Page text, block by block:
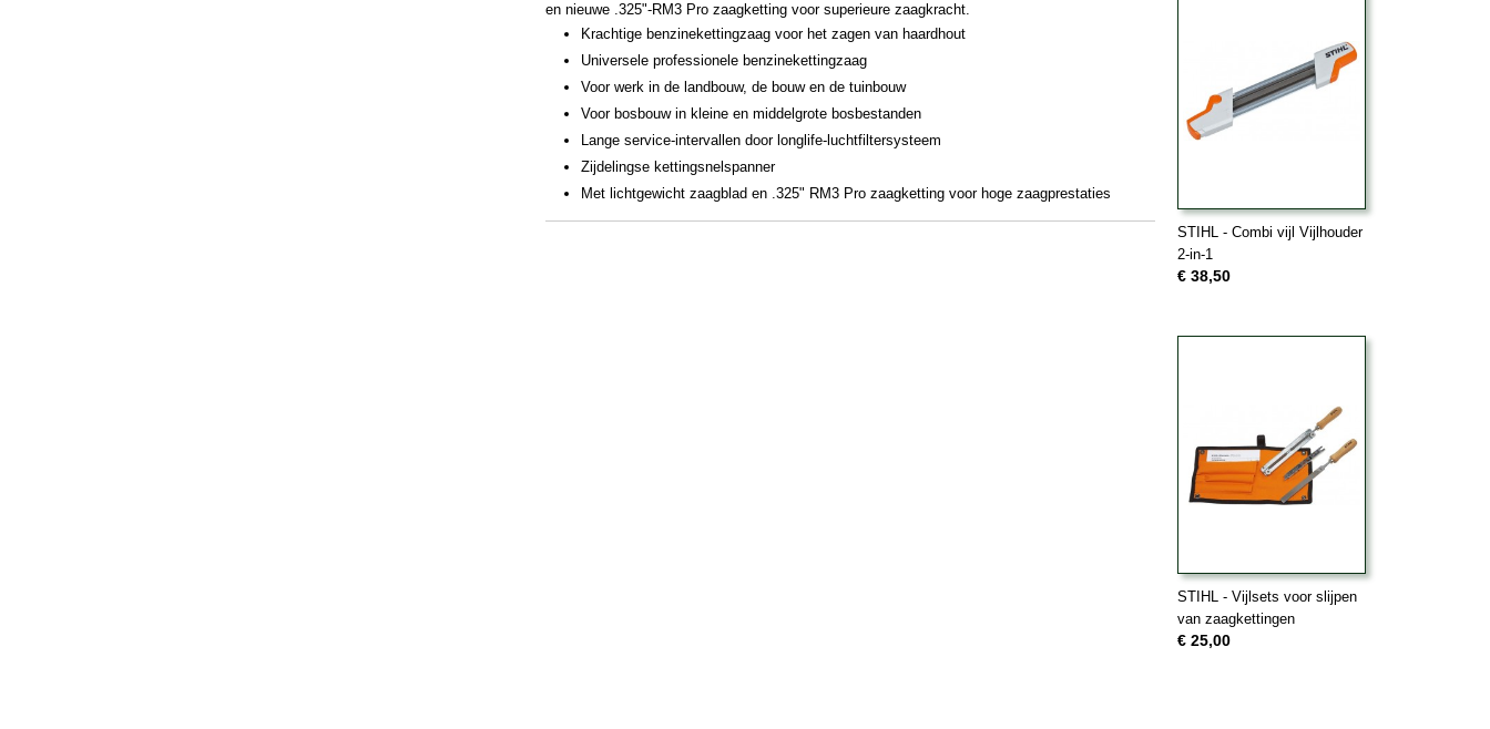
en nieuwe .325"-RM3 Pro zaagketting voor superieure zaagkracht.
Krachtige benzinekettingzaag voor het zagen van haardhout
Universele professionele benzinekettingzaag
Voor werk in de landbouw, de bouw en de tuinbouw
Voor bosbouw in kleine en middelgrote bosbestanden
Lange service-intervallen door longlife-luchtfiltersysteem
Zijdelingse kettingsnelspanner
Met lichtgewicht zaagblad en .325" RM3 Pro zaagketting voor hoge zaagprestaties
STIHL - Combi vijl Vijlhouder
2-in-1
€ 38,50
STIHL - Vijlsets voor slijpen
van zaagkettingen
€ 25,00